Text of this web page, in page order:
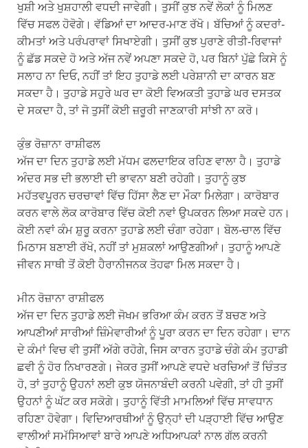
ਖੁਸ਼ੀ ਅਤੇ ਖੁਸ਼ਹਾਲੀ ਵਧਦੀ ਜਾਵੇਗੀ। ਤੁਸੀਂ ਕੁਝ ਨਵੇਂ ਲੋਕਾਂ ਨੂੰ ਮਿਲਣ
ਵਿੱਚ ਸਫਲ ਹੋਵੋਗੇ। ਵੱਡਿਆਂ ਦਾ ਆਦਰ-ਮਾਣ ਰੱਖੋ। ਬੱਚਿਆਂ ਨੂੰ ਕਦਰਾਂ-
ਕੀਮਤਾਂ ਅਤੇ ਪਰੰਪਰਾਵਾਂ ਸਿਖਾਏਗੀ। ਤੁਸੀਂ ਕੁਝ ਪੁਰਾਣੇ ਰੀਤੀ-ਰਿਵਾਜਾਂ
ਨੂੰ ਛੱਡ ਸਕਦੇ ਹੋ ਅਤੇ ਅੱਜ ਨਵੇਂ ਅਪਣਾ ਸਕਦੇ ਹੋ, ਪਰ ਬਿਨਾਂ ਪੁੱਛੇ ਕਿਸੇ ਨੂੰ
ਸਲਾਹ ਨਾ ਦਿਓ, ਨਹੀਂ ਤਾਂ ਇਹ ਤੁਹਾਡੇ ਲਈ ਪਰੇਸ਼ਾਨੀ ਦਾ ਕਾਰਨ ਬਣ
ਸਕਦਾ ਹੈ। ਤੁਹਾਡੇ ਸਹੁਰੇ ਘਰ ਦਾ ਕੋਈ ਵਿਅਕਤੀ ਤੁਹਾਡੇ ਘਰ ਦਸਤਕ
ਦੇ ਸਕਦਾ ਹੈ, ਤਾਂ ਜੋ ਤੁਸੀਂ ਕੋਈ ਜ਼ਰੂਰੀ ਜਾਣਕਾਰੀ ਸਾਂਝੀ ਨਾ ਕਰੋ।
ਕੁੰਭ ਰੋਜ਼ਾਨਾ ਰਾਸ਼ੀਫਲ
ਅੱਜ ਦਾ ਦਿਨ ਤੁਹਾਡੇ ਲਈ ਮੱਧਮ ਫਲਦਾਇਕ ਰਹਿਣ ਵਾਲਾ ਹੈ। ਤੁਹਾਡੇ
ਅੰਦਰ ਸਭ ਦੀ ਭਲਾਈ ਦੀ ਭਾਵਨਾ ਬਣੀ ਰਹੇਗੀ। ਤੁਹਾਨੂੰ ਕੁਝ
ਮਹੱਤਵਪੂਰਨ ਚਰਚਾਵਾਂ ਵਿੱਚ ਹਿੱਸਾ ਲੈਣ ਦਾ ਮੌਕਾ ਮਿਲੇਗਾ। ਕਾਰੋਬਾਰ
ਕਰਨ ਵਾਲੇ ਲੋਕ ਕਾਰੋਬਾਰ ਵਿੱਚ ਕੋਈ ਨਵਾਂ ਉਪਕਰਨ ਲਿਆ ਸਕਦੇ ਹਨ।
ਕੋਈ ਨਵਾਂ ਕੰਮ ਸ਼ੁਰੂ ਕਰਨਾ ਤੁਹਾਡੇ ਲਈ ਚੰਗਾ ਰਹੇਗਾ। ਬੋਲ-ਚਾਲ ਵਿੱਚ
ਮਿਠਾਸ ਬਣਾਈ ਰੱਖੋ, ਨਹੀਂ ਤਾਂ ਮੁਸ਼ਕਲਾਂ ਆਉਣਗੀਆਂ। ਤੁਹਾਨੂੰ ਆਪਣੇ
ਜੀਵਨ ਸਾਥੀ ਤੋਂ ਕੋਈ ਹੈਰਾਨੀਜਨਕ ਤੋਹਫਾ ਮਿਲ ਸਕਦਾ ਹੈ।
ਮੀਨ ਰੋਜ਼ਾਨਾ ਰਾਸ਼ੀਫਲ
ਅੱਜ ਦਾ ਦਿਨ ਤੁਹਾਡੇ ਲਈ ਜੋਖਮ ਭਰਿਆ ਕੰਮ ਕਰਨ ਤੋਂ ਬਚਣ ਅਤੇ
ਆਪਣੀਆਂ ਸਾਰੀਆਂ ਜ਼ਿੰਮੇਵਾਰੀਆਂ ਨੂੰ ਪੂਰਾ ਕਰਨ ਦਾ ਦਿਨ ਰਹੇਗਾ। ਦਾਨ
ਦੇ ਕੰਮਾਂ ਵਿਚ ਵੀ ਤੁਸੀਂ ਅੱਗੇ ਰਹੋਗੇ, ਜਿਸ ਕਾਰਨ ਤੁਹਾਡੇ ਚੰਗੇ ਕੰਮ ਤੁਹਾਡੀ
ਛਵੀ ਨੂੰ ਹੋਰ ਨਿਖਾਰਣਗੇ। ਜੇਕਰ ਤੁਸੀਂ ਆਪਣੇ ਵਧਦੇ ਖਰਚਿਆਂ ਤੋਂ ਚਿੰਤਤ
ਹੋ, ਤਾਂ ਤੁਹਾਨੂੰ ਉਹਨਾਂ ਲਈ ਕੁਝ ਯੋਜਨਾਬੰਦੀ ਕਰਨੀ ਪਵੇਗੀ, ਤਾਂ ਹੀ ਤੁਸੀਂ
ਉਹਨਾਂ ਨੂੰ ਘੱਟ ਕਰ ਸਕੋਗੇ। ਤੁਹਾਨੂੰ ਵਿੱਤੀ ਮਾਮਲਿਆਂ ਵਿੱਚ ਸਾਵਧਾਨ
ਰਹਿਣਾ ਹੋਵੇਗਾ। ਵਿਦਿਆਰਥੀਆਂ ਨੂੰ ਉਨ੍ਹਾਂ ਦੀ ਪੜ੍ਹਾਈ ਵਿੱਚ ਆਉਣ
ਵਾਲੀਆਂ ਸਮੱਸਿਆਵਾਂ ਬਾਰੇ ਆਪਣੇ ਅਧਿਆਪਕਾਂ ਨਾਲ ਗੱਲ ਕਰਨੀ